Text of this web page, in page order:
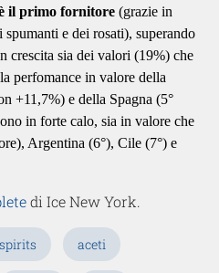
il primo fornitore (grazie in
e dei rosati), superando
crescita sia dei valori (19%) che
perfomance in valore della
+11,7%) e della Spagna (5°
in forte calo, sia in valore che
Argentina (6°), Cile (7°) e
di Ice New York.
spirits aceti